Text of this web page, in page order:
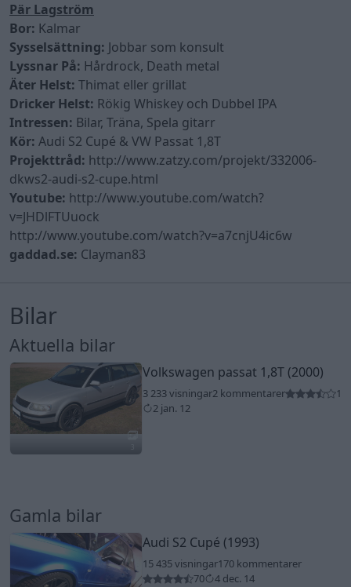
Pär Lagström
Bor: Kalmar
Sysselsättning: Jobbar som konsult
Lyssnar På: Hårdrock, Death metal
Äter Helst: Thimat eller grillat
Dricker Helst: Rökig Whiskey och Dubbel IPA
Intressen: Bilar, Träna, Spela gitarr
Kör: Audi S2 Cupé & VW Passat 1,8T
Projekttråd: http://www.zatzy.com/projekt/332006-
dkws2-audi-s2-cupe.html
Youtube: http://www.youtube.com/watch?
v=JHDlFTUuock
http://www.youtube.com/watch?v=a7cnjU4ic6w
gaddad.se: Clayman83
Bilar
Aktuella bilar
Volkswagen passat 1,8T (2000)
3 233 visningar2 kommentarer
1
2 jan. 12
Gamla bilar
Audi S2 Cupé (1993)
15 435 visningar170 kommentarer
70
4 dec. 14